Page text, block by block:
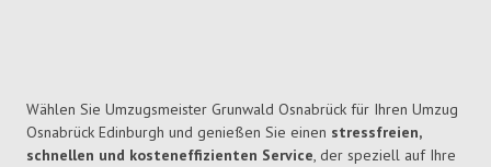
Wählen Sie Umzugsmeister Grunwald Osnabrück für Ihren Umzug
Osnabrück Edinburgh und genießen Sie einen stressfreien,
schnellen und kosteneffizienten Service, der speziell auf Ihre